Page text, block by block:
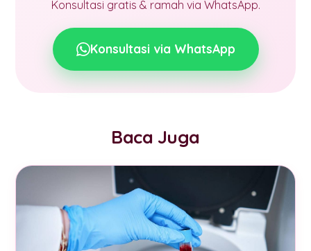
Konsultasi gratis & ramah via WhatsApp.
Konsultasi via WhatsApp
Baca Juga